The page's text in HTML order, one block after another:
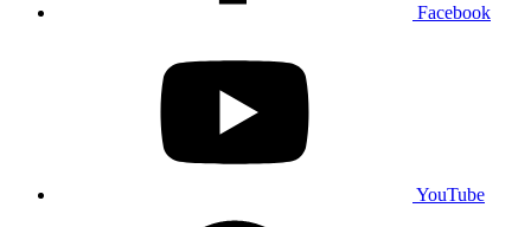
Facebook
YouTube